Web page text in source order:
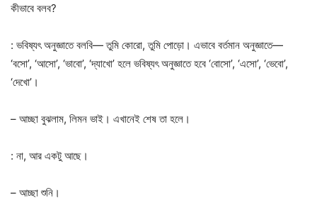
কীভাবে বলব?
: ভবিষ্যৎ অনুজ্ঞাতে বলবি— তুমি কোরো, তুমি পোড়ো। এভাবে বর্তমান অনুজ্ঞাতে—
‘বসো’, ‘আসো’, ‘ভাবো’, ‘দ্যাখো’ হলে ভবিষ্যৎ অনুজ্ঞাতে হবে ‘বোসো’, ‘এসো’, ‘ভেবো’,
‘দেখো’।
– আচ্ছা বুঝলাম, লিমন ভাই। এখানেই শেষ তা হলে।
: না, আর একটু আছে।
– আচ্ছা শুনি।